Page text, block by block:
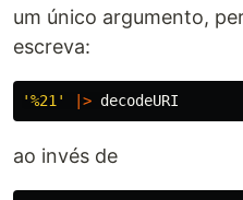
um único argumento,
escreva:
'%21 ' |> decodeURI
ao invés de